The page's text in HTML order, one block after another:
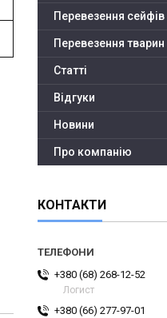
Перевезення сейфів
Перевезення тварин
Статті
Відгуки
Новини
Про компанію
КОНТАКТИ
+380 (68) 268-12-52
Логист
+380 (66) 277-97-01